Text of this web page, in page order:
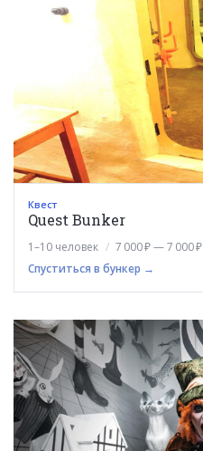
Квест
Quest Bunker
1–10 человек
7 000 ₽ — 7 000 ₽
Спуститься в бункер →